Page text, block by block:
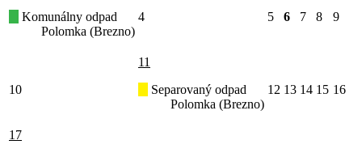
Komunálny odpad
Polomka (Brezno)
4 5 6 7 8 9
10
11
Separovaný odpad
Polomka (Brezno)
12 13 14 15 16
17